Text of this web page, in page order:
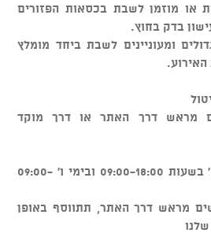
או מוזמן לשבת בכסאות הפזורים
בדק בחוץ.
ומעוניינים לשבת ביחד מומלץ
מראש דרך האתר או דרך מוקד
המוקד עובד בימים א'-ה' בשעות 09:00-18:00 ובימי ו' 09:00-
מראש דרך האתר, תתווסף באופן